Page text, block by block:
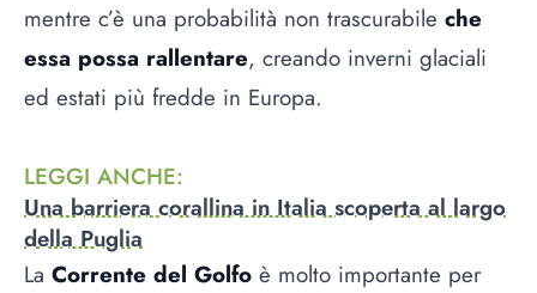
mentre c’è una probabilità non trascurabile che
essa possa rallentare, creando inverni glaciali
ed estati più fredde in Europa.
LEGGI ANCHE:
Una barriera corallina in Italia scoperta al largo
della Puglia
La Corrente del Golfo è molto importante per